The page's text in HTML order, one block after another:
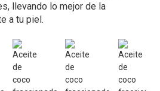
llevando lo mejor de la
a tu piel.